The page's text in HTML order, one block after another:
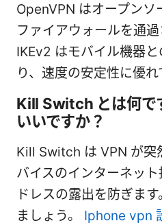
OpenVPN はオープンソ
ファイアウォールを通
IKEv2 はモバイル機器
り、速度の安定性に優れ
Kill Switch とは何で
いいですか？
Kill Switch は VPN が突
バイスのインターネッ
ドレスの露出を防ぎま
ましょう。 Iphone vpn